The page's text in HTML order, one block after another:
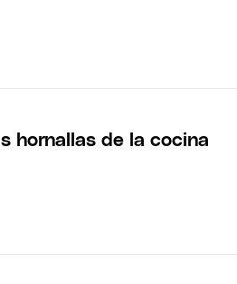
hornallas de la cocina